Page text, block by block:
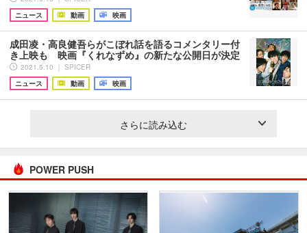
ニュース
動画 映画
成田凌・高良健吾らがこぼれ話を語るコメンタリー付
き上映も 映画『くれなずめ』の新たな公開日が決定
2021.5.10 ｜ SPICER
ニュース
動画 映画
さらに読み込む
POWER PUSH